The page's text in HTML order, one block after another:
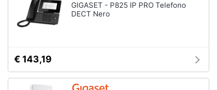
GIGASET - P825 IP PRO Telefono
DECT Nero
€ 143,19